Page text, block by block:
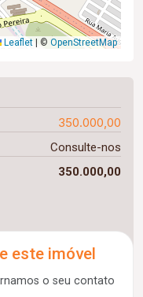
Leaflet | © OpenStreetMap
350.000,00
Consulte-nos
350.000,00
este imóvel
o seu contato